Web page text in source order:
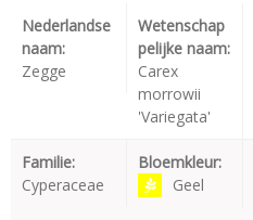
Nederlandse
naam:
Zegge
Wetenschap
pelijke naam:
Carex
morrowii
'Variegata'
Familie:
Cyperaceae
Bloemkleur:
Geel